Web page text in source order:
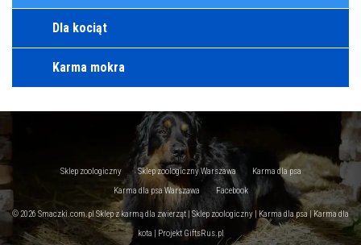
Dla kociąt
Karma mokra
Sklep zoologiczny Sklep zoologiczny Warszawa
Karma dla psa
Karma dla psa Warszawa
Facebook
© 2026 Smaczki.com.pl Sklep z karmą dla zwierząt | Sklep zoologiczny | Karma dla psa | Karma dla
kota | Projekt GiftsRus.pl